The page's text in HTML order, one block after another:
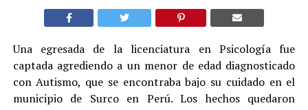
Una egresada de la licenciatura en Psicología fue
captada agrediendo a un menor de edad diagnosticado
con Autismo, que se encontraba bajo su cuidado en el
municipio de Surco en Perú. Los hechos quedaron